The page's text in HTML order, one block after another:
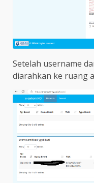
Setelah username
diarahkan ke ruang